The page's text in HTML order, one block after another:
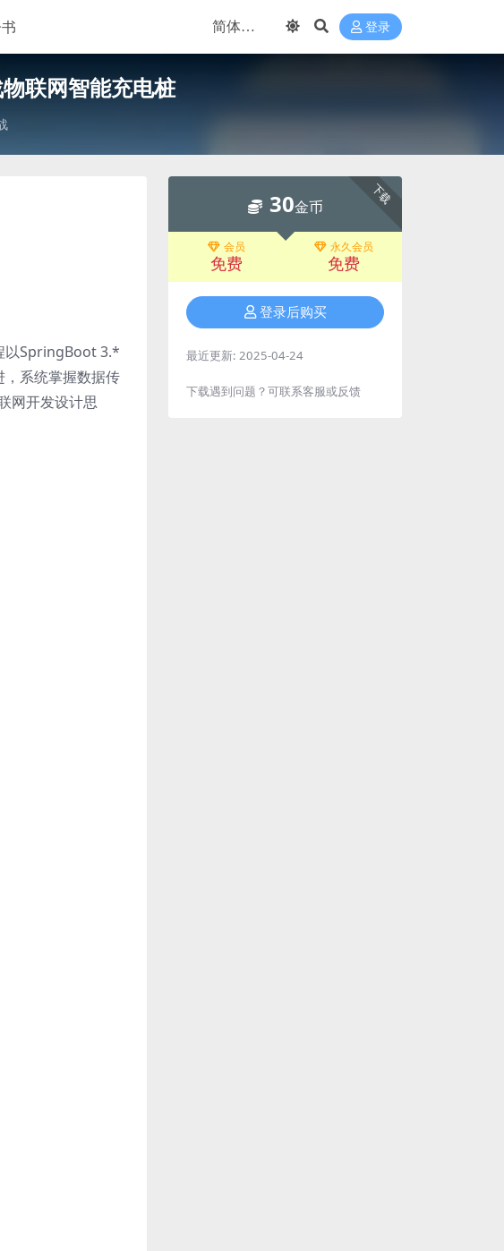
登录
联网智能充电桩
以SpringBoot 3.*
系统掌握数据传
网开发设计思
下载
30金币
会员
免费
永久会员
免费
登录后购买
最近更新: 2025-04-24
下载遇到问题？可联系客服或反馈